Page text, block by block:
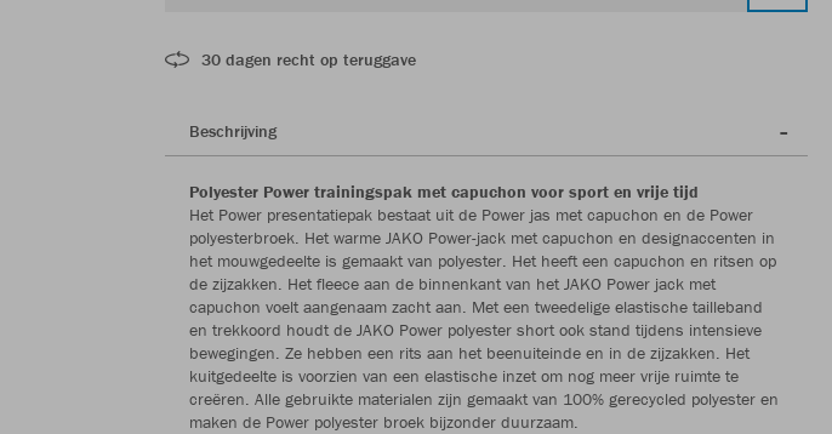
30 dagen recht op teruggave
Beschrijving
Polyester Power trainingspak met capuchon voor sport en vrije tijd
Het Power presentatiepak bestaat uit de Power jas met capuchon en de Power
polyesterbroek. Het warme JAKO Power-jack met capuchon en designaccenten in
het mouwgedeelte is gemaakt van polyester. Het heeft een capuchon en ritsen op
de zijzakken. Het fleece aan de binnenkant van het JAKO Power jack met
capuchon voelt aangenaam zacht aan. Met een tweedelige elastische tailleband
en trekkoord houdt de JAKO Power polyester short ook stand tijdens intensieve
bewegingen. Ze hebben een rits aan het beenuiteinde en in de zijzakken. Het
kuitgedeelte is voorzien van een elastische inzet om nog meer vrije ruimte te
creëren. Alle gebruikte materialen zijn gemaakt van 100% gerecycled polyester en
maken de Power polyester broek bijzonder duurzaam.